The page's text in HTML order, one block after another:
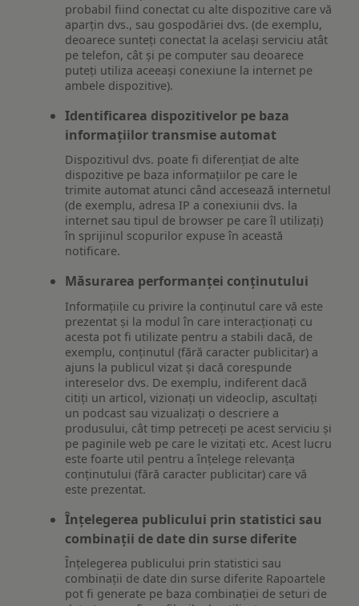
probabil fiind conectat cu alte dispozitive care vă
aparțin dvs., sau gospodăriei dvs. (de exemplu,
deoarece sunteți conectat la același serviciu atât
pe telefon, cât și pe computer sau deoarece
puteți utiliza aceeași conexiune la internet pe
ambele dispozitive).
Identificarea dispozitivelor pe baza
informațiilor transmise automat
Dispozitivul dvs. poate fi diferențiat de alte
dispozitive pe baza informațiilor pe care le
trimite automat atunci când accesează internetul
(de exemplu, adresa IP a conexiunii dvs. la
internet sau tipul de browser pe care îl utilizați)
în sprijinul scopurilor expuse în această
notificare.
Măsurarea performanței conținutului
Informațiile cu privire la conținutul care vă este
prezentat și la modul în care interacționați cu
acesta pot fi utilizate pentru a stabili dacă, de
exemplu, conținutul (fără caracter publicitar) a
ajuns la publicul vizat și dacă corespunde
intereselor dvs. De exemplu, indiferent dacă
citiți un articol, vizionați un videoclip, ascultați
un podcast sau vizualizați o descriere a
produsului, cât timp petreceți pe acest serviciu și
pe paginile web pe care le vizitați etc. Acest lucru
este foarte util pentru a înțelege relevanța
conținutului (fără caracter publicitar) care vă
este prezentat.
Înțelegerea publicului prin statistici sau
combinații de date din surse diferite
Înțelegerea publicului prin statistici sau
combinații de date din surse diferite Rapoartele
pot fi generate pe baza combinației de seturi de